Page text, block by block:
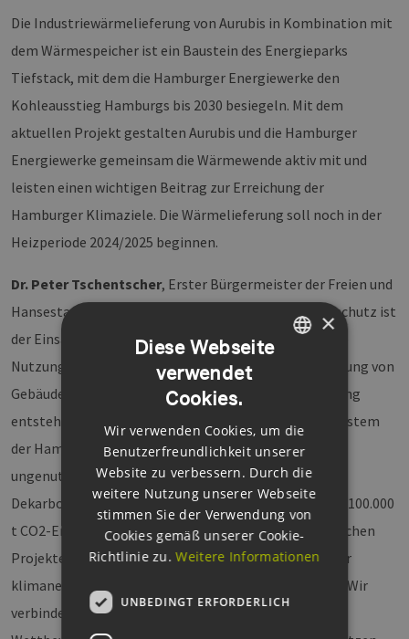
Die Industriewärmelieferung von Aurubis in Kombination mit
dem Wärmespeicher ist ein Baustein des Energieparks
Tiefstack, mit dem die Hamburger Energiewerke den
Kohleausstieg Hamburgs bis 2030 besiegeln. Mit dem
aktuellen Projekt gestalten Aurubis und die Hamburger
Energiewerke gemeinsam die Wärmewende aktiv mit und
leisten einen wichtigen Beitrag zur Erreichung der
Hamburger Klimaziele. Die Wärmelieferung soll noch in der
Heizperiode 2024/2025 beginnen.
Dr. Peter Tschentscher, Erster Bürgermeister der Freien und
Hansestadt Hamburg: „Der beste Weg für den Klimaschutz ist
der Einsatz innovativer Technologien. Dazu gehört die
Nutzung industrieller Abwärme für die Wärmeversorgung von
Gebäuden. Prozesswärme, die bei der Kupferherstellung
entsteht, wird von Aurubis künftig in das Fernwärmesystem
der Hamburger Energiewerke eingespeist. Die bislang
ungenutzte Abwärme der Kupferhütte trägt zur
Dekarbonisierung im Gebäudesektor bei, indem bis zu 100.000
t CO2-Emissionen pro Jahr vermieden werden. Mit solchen
Projekten können große Fortschritte auf dem Weg zur
klimaneutralen Metropole Hamburg erreicht werden. Wir
verbinden Industrie und Klimaschutz, stärken die
GERMAN
×
Diese Webseite
verwendet
Cookies.
Wir verwenden Cookies, um die
Benutzerfreundlichkeit unserer
Website zu verbessern. Durch die
weitere Nutzung unserer Webseite
stimmen Sie der Verwendung von
Cookies gemäß unserer Cookie-
Richtlinie zu. Weitere Informationen
UNBEDINGT ERFORDERLICH